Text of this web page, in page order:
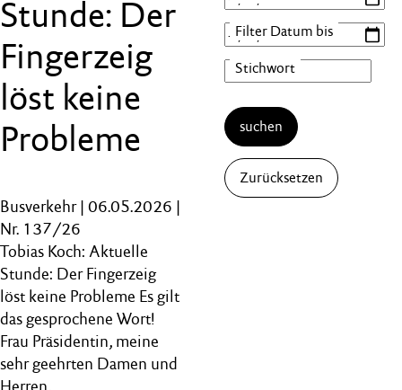
Stunde: Der
Fingerzeig
löst keine
Probleme
Busverkehr | 06.05.2026 |
Nr. 137/26
Tobias Koch: Aktuelle
Stunde: Der Fingerzeig
löst keine Probleme Es gilt
das gesprochene Wort!
Frau Präsidentin, meine
sehr geehrten Damen und
Herren,
suchen
Zurücksetzen